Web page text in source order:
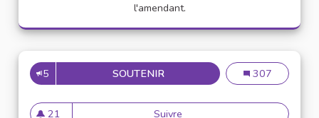
l'amendant.
5 SOUTENIRPROPOSER UNE NEWSLETER
Proposer une
307
21 Suivre Proposer une newsleter sur